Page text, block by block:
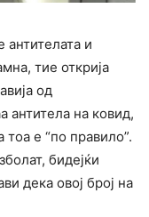
антителата и
тие открија
од
антитела на ковид,
е “по правило”.
бидејќи
дека овој број на